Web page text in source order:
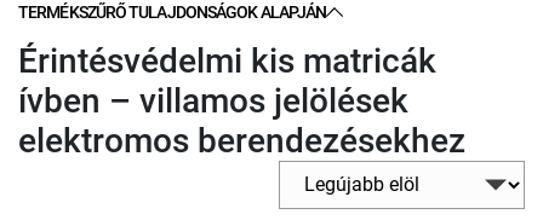
TERMÉKSZŰRŐ TULAJDONSÁGOK ALAPJÁN
Érintésvédelmi kis matricák
ívben – villamos jelölések
elektromos berendezésekhez